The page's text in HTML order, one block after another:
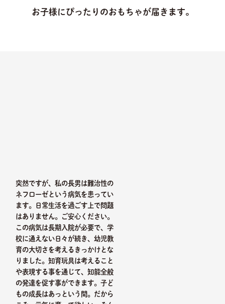
お子様にぴったりのおもちゃが届きます。
突然ですが、私の長男は難治性の
ネフローゼという病気を患ってい
ます。日常生活を過ごす上で問題
はありません。ご安心ください。
この病気は長期入院が必要で、学
校に通えない日々が続き、幼児教
育の大切さを考えるきっかけとな
りました。知育玩具は考えること
や表現する事を通じて、知能全般
の発達を促す事ができます。子ど
もの成長はあっという間。だから